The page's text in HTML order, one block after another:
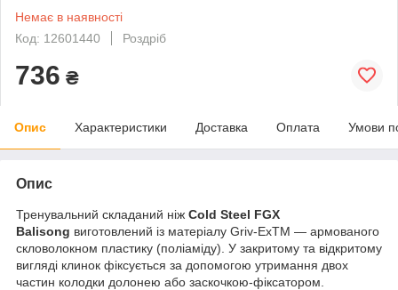
Немає в наявності
Код: 12601440
Роздріб
736 ₴
Опис Характеристики Доставка Оплата Умови
Опис
Тренувальний складаний ніж Cold Steel FGX
Balisong виготовлений із матеріалу Griv-ExTM — армованого
скловолокном пластику (поліаміду). У закритому та відкритому
вигляді клинок фіксується за допомогою утримання двох
частин колодки долонею або заскочкою-фіксатором.